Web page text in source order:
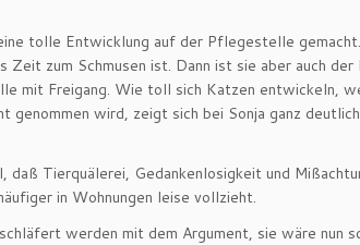
tolle Entwicklung auf der Pflegestelle
zum Schmusen ist. Dann ist sie aber auch
mit Freigang. Wie toll sich Katzen entwickeln,
genommen wird, zeigt sich bei Sonja ganz
daß Tierquälerei, Gedankenlosigkeit und
in Wohnungen leise vollzieht.
werden mit dem Argument, sie wäre nun